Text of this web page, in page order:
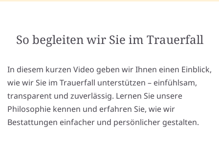
So begleiten wir Sie im Trauerfall
In diesem kurzen Video geben wir Ihnen einen Einblick,
wie wir Sie im Trauerfall unterstützen – einfühlsam,
transparent und zuverlässig. Lernen Sie unsere
Philosophie kennen und erfahren Sie, wie wir
Bestattungen einfacher und persönlicher gestalten.